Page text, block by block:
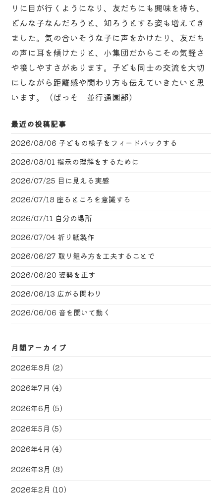
りに目が行くようになり、友だちにも興味を持ち、
どんな子なんだろうと、知ろうとする姿も増えてき
ました。気の合いそうな子に声をかけたり、友だち
の声に耳を傾けたりと、小集団だからこその気軽さ
や接しやすさがあります。子ども同士の交流を大切
にしながら距離感や関わり方も伝えていきたいと思
います。（ぱっそ 並行通園部）
最近の投稿記事
2026/08/06 子どもの様子をフィードバックする
2026/08/01 指示の理解をするために
2026/07/25 目に見える実感
2026/07/18 座るところを意識する
2026/07/11 自分の場所
2026/07/04 折り紙製作
2026/06/27 取り組み方を工夫することで
2026/06/20 姿勢を正す
2026/06/13 広がる関わり
2026/06/06 音を聞いて動く
月間アーカイブ
2026年8月 (2)
2026年7月 (4)
2026年6月 (5)
2026年5月 (5)
2026年4月 (4)
2026年3月 (8)
2026年2月 (10)